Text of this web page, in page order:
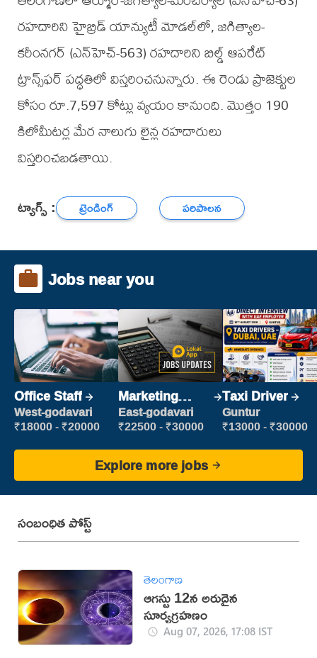
రహదారిని హైబ్రిడ్ యాన్యుటీ మోడల్‌లో, జగిత్యాల-
కరీంనగర్ (ఎన్‌హెచ్‌-563) రహదారిని బిల్డ్ ఆపరేట్
ట్రాన్స్‌ఫర్ పద్ధతిలో విస్తరించనున్నారు. ఈ రెండు ప్రాజెక్టుల
కోసం రూ.7,597 కోట్లు వ్యయం కానుంది. మొత్తం 190
కిలోమీటర్ల మేర నాలుగు లైన్ల రహదారులు
విస్తరించబడతాయి.
ట్యాగ్స్ : ట్రెండింగ్ పరిపాలన
Jobs near you
Office Staff
West-godavari
₹18000 - ₹20000
Marketing
Executive
East-godavari
₹22500 - ₹30000
Taxi Driver
Guntur
₹13000 - ₹30000
Explore more jobs
సంబంధిత పోస్ట్
తెలంగాణ
ఆగస్టు 12న అరుదైన
సూర్యగ్రహణం
Aug 07, 2026, 17:08 IST